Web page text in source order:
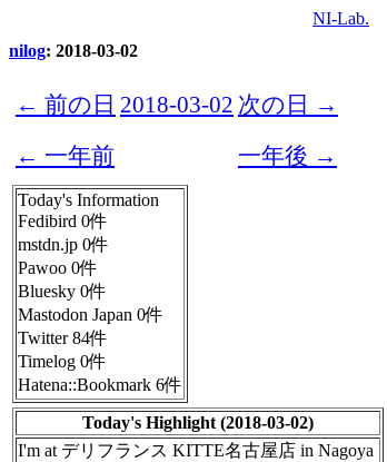
NI-Lab.
nilog: 2018-03-02
← 前の日 2018-03-02 次の日 →
← 一年前
一年後 →
Today's Information
Fedibird 0件
mstdn.jp 0件
Pawoo 0件
Bluesky 0件
Mastodon Japan 0件
Twitter 84件
Timelog 0件
Hatena::Bookmark 6件
Today's Highlight (2018-03-02)
I'm at デリフランス KITTE名古屋店 in Nagoya